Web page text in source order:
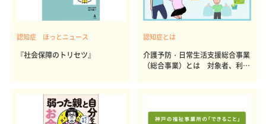
認知症 ほっとニュース
『社会保障のトリセツ』
認知症とは
介護予防・日常生活支援総合事業
（総合事業）とは 対象者、利用